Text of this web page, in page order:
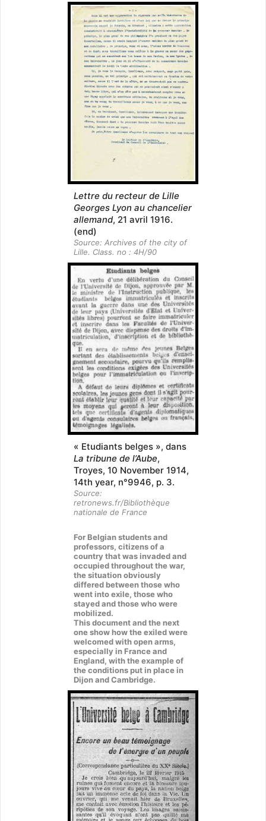
Lettre du recteur de Lille
Georges Lyon au chancelier
allemand, 21 avril 1916.
(end)
Source: Archives of the city of
Lille. Class. no : 4H/90
« Etudiants belges », dans
La tribune de l’Aube,
Troyes, 10 November 1914,
14th year, n°9946, p. 3.
Source:
retronews.fr/Bibliothèque
nationale de France
For Belgian students and
professors, citizens of a
country that was invaded and
occupied throughout the war,
the situation obviously
differed between those who
went into exile, those who
stayed and those who were
mobilized.
This document and the next
one show how the exiled were
welcomed with open arms,
especially in France and
England, with the example of
the conditions put in place in
Dijon and Cambridge.